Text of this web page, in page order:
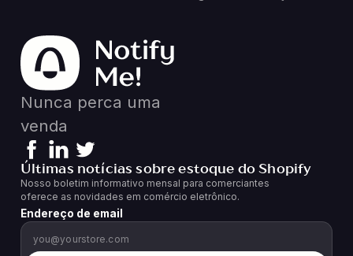
Nunca perca uma
venda
Últimas notícias sobre estoque do Shopify
Nosso boletim informativo mensal para comerciantes
oferece as novidades em comércio eletrônico.
Endereço de email